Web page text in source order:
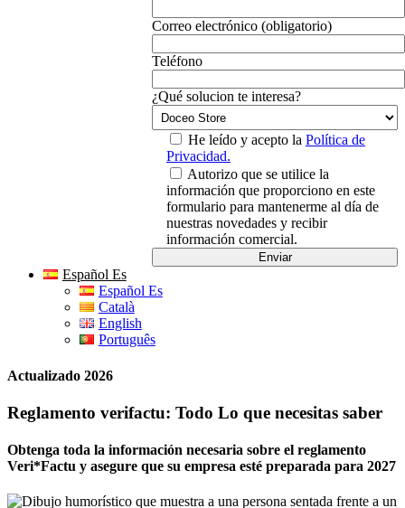
Correo electrónico (obligatorio)
Teléfono
¿Qué solucion te interesa?
He leído y acepto la Política de
Privacidad.
Autorizo que se utilice la
información que proporciono en este
formulario para mantenerme al día de
nuestras novedades y recibir
información comercial.
Español Es
Español Es
Català
English
Português
Actualizado 2026
Reglamento verifactu: Todo Lo que necesitas saber
Obtenga toda la información necesaria sobre el reglamento
Veri*Factu y asegure que su empresa esté preparada para 2027